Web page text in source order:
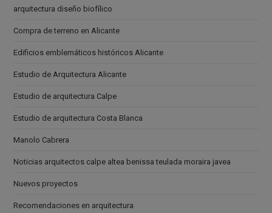
arquitectura diseño biofílico
Compra de terreno en Alicante
Edificios emblemáticos históricos Alicante
Estudio de Arquitectura Alicante
Estudio de arquitectura Calpe
Estudio de arquitectura Costa Blanca
Manolo Cabrera
Noticias arquitectos calpe altea benissa teulada moraira javea
Nuevos proyectos
Recomendaciones en arquitectura